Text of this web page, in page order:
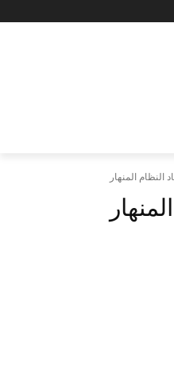
النظام المنهار